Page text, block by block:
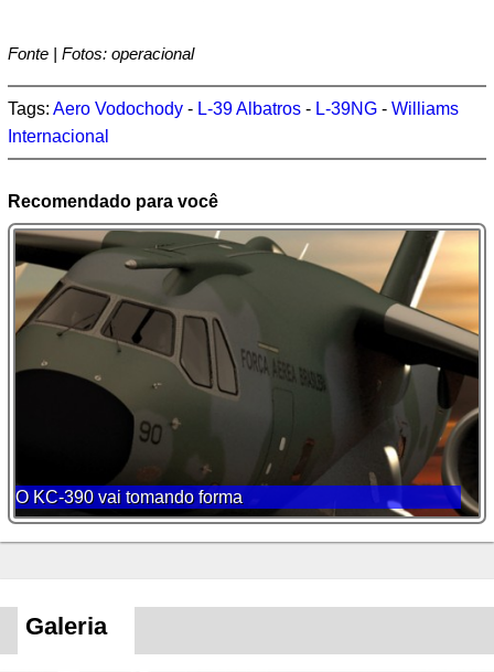
Fonte | Fotos: operacional
Tags: Aero Vodochody - L-39 Albatros - L-39NG - Williams
Internacional
Recomendado para você
O KC-390 vai tomando forma
Galeria